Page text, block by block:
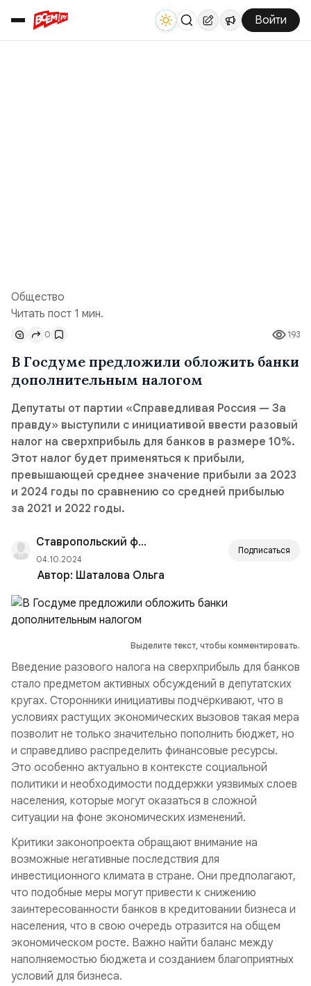
Войти
Общество
Читать пост 1 мин.
193
0
В Госдуме предложили обложить банки
дополнительным налогом
Депутаты от партии «Справедливая Россия — За
правду» выступили с инициативой ввести разовый
налог на сверхприбыль для банков в размере 10%.
Этот налог будет применяться к прибыли,
превышающей среднее значение прибыли за 2023
и 2024 годы по сравнению со средней прибылью
за 2021 и 2022 годы.
Ставропольский филиал РАНХиГС
04.10.2024
Подписаться
Автор: Шаталова Ольга
Выделите текст, чтобы комментировать.
Введение разового налога на сверхприбыль для банков
стало предметом активных обсуждений в депутатских
кругах. Сторонники инициативы подчёркивают, что в
условиях растущих экономических вызовов такая мера
позволит не только значительно пополнить бюджет, но
и справедливо распределить финансовые ресурсы.
Это особенно актуально в контексте социальной
политики и необходимости поддержки уязвимых слоев
населения, которые могут оказаться в сложной
ситуации на фоне экономических изменений.
Критики законопроекта обращают внимание на
возможные негативные последствия для
инвестиционного климата в стране. Они предполагают,
что подобные меры могут привести к снижению
заинтересованности банков в кредитовании бизнеса и
населения, что в свою очередь отразится на общем
экономическом росте. Важно найти баланс между
наполняемостью бюджета и созданием благоприятных
условий для бизнеса.